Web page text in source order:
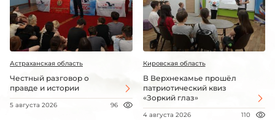
Астраханская область
Честный разговор о
правде и истории
5 августа 2026 96
Кировская область
В Верхнекамье прошёл
патриотический квиз
«Зоркий глаз»
4 августа 2026 110